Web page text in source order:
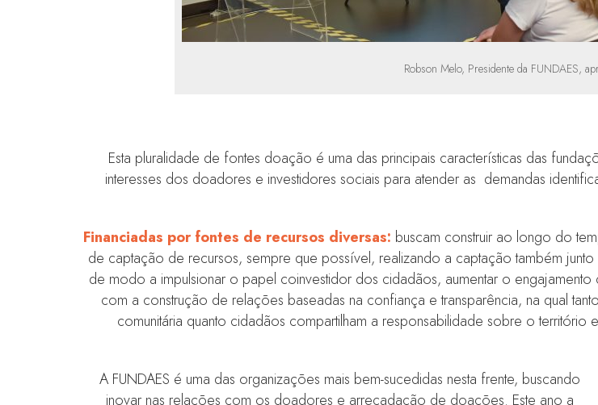
Robson Melo, Presidente da FUNDAES,
Esta pluralidade de fontes doação é uma das principais características das
interesses dos doadores e investidores sociais para atender as demandas
Financiadas por fontes de recursos diversas: buscam construir ao longo do
de captação de recursos, sempre que possível, realizando a captação também
de modo a impulsionar o papel coinvestidor dos cidadãos, aumentar o engajamento
com a construção de relações baseadas na confiança e transparência, na qual
comunitária quanto cidadãos compartilham a responsabilidade sobre o território
A FUNDAES é uma das organizações mais bem-sucedidas nesta frente, buscando
inovar nas relações com os doadores e arrecadação de doações. Este ano a